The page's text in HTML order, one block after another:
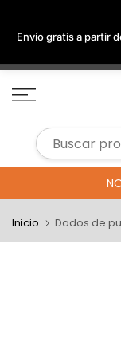
Envío gratis a partir
Saltar
al
Inicio Dados de